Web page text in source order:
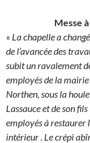
Messe
« La chapelle a
de l’avancée des
subit un ravalement
employés de la
Northen, sous la
Lassauce et de son
employés à restaurer
intérieur . Le crépi